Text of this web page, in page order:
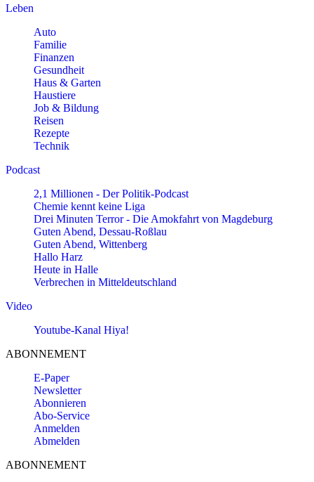
Leben
Auto
Familie
Finanzen
Gesundheit
Haus & Garten
Haustiere
Job & Bildung
Reisen
Rezepte
Technik
Podcast
2,1 Millionen - Der Politik-Podcast
Chemie kennt keine Liga
Drei Minuten Terror - Die Amokfahrt von Magdeburg
Guten Abend, Dessau-Roßlau
Guten Abend, Wittenberg
Hallo Harz
Heute in Halle
Verbrechen in Mitteldeutschland
Video
Youtube-Kanal Hiya!
ABONNEMENT
E-Paper
Newsletter
Abonnieren
Abo-Service
Anmelden
Abmelden
ABONNEMENT